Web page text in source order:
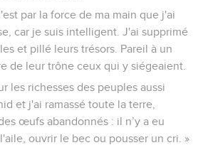
par la force de ma main que j'ai
car je suis intelligent. J'ai supprimé
et pillé leurs trésors. Pareil à un
de leur trône ceux qui y siégeaient.
les richesses des peuples aussi
et j'ai ramassé toute la terre,
œufs abandonnés : il n’y a eu
ouvrir le bec ou pousser un cri. »